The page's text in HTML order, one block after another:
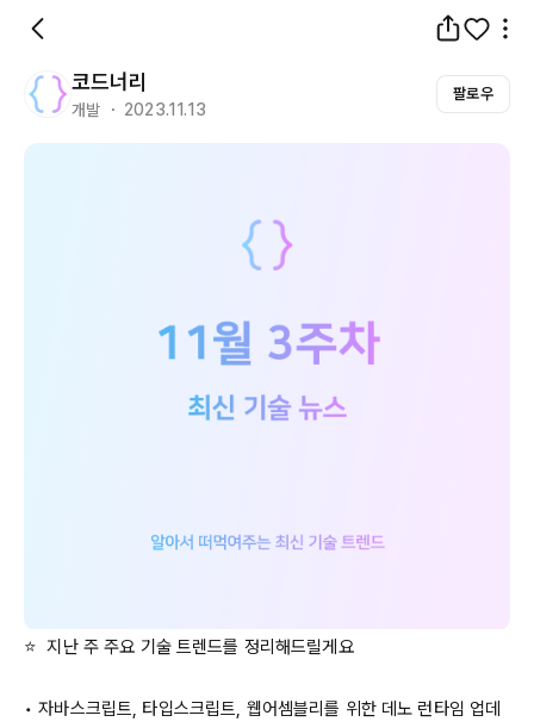
코드너리
개발 ・ 2023.11.13
팔로우
⭐  지난 주 주요 기술 트렌드를 정리해드릴게요
• 자바스크립트, 타입스크립트, 웹어셈블리를 위한 데노 런타임 업데